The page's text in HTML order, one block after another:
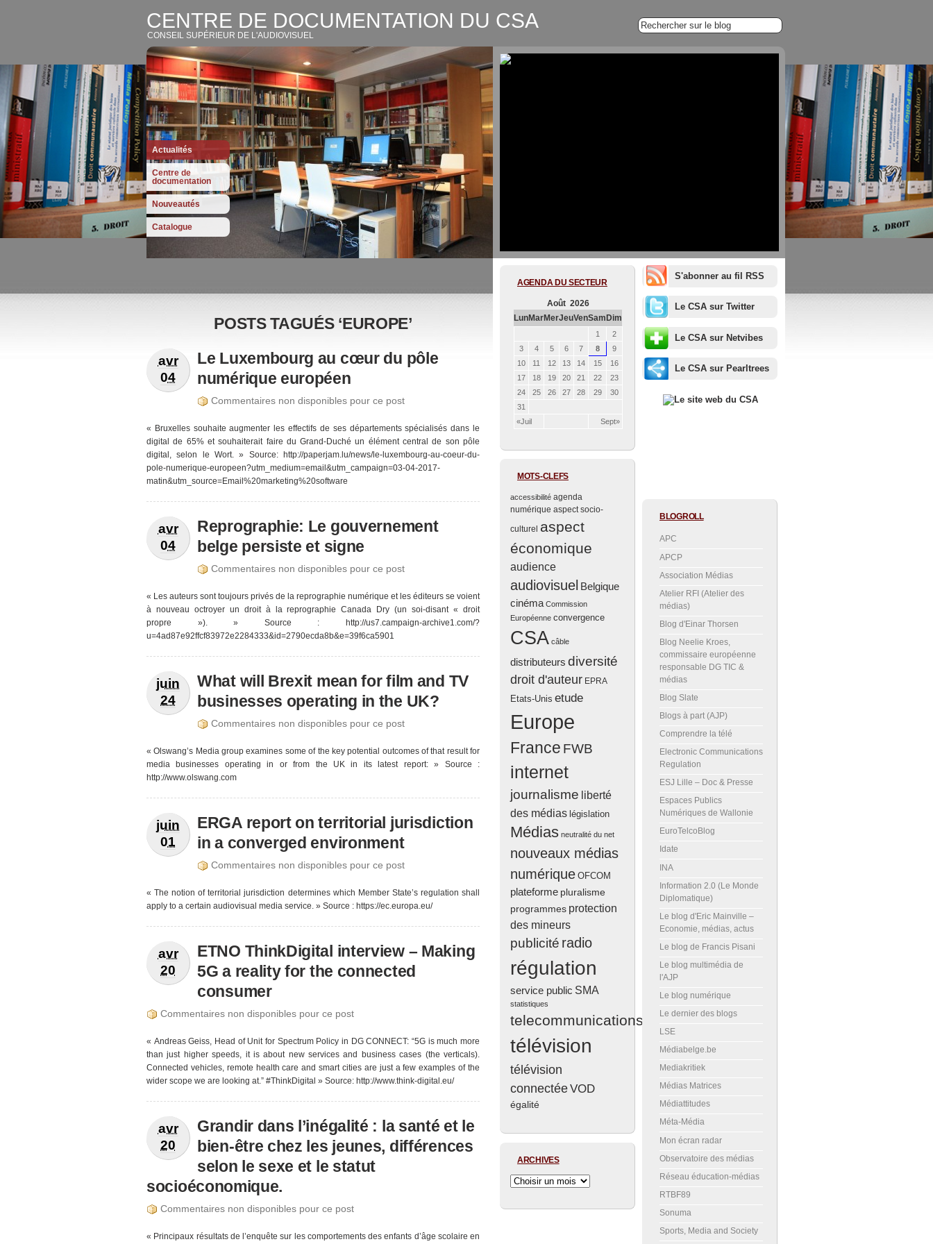
CENTRE DE DOCUMENTATION DU CSA
CONSEIL SUPÉRIEUR DE L'AUDIOVISUEL
Actualités
Centre de
documentation
Nouveautés
Catalogue
POSTS TAGUÉS ‘EUROPE’
avr
04
Le Luxembourg au cœur du pôle
numérique européen
Commentaires non disponibles pour ce post
« Bruxelles souhaite augmenter les effectifs de ses départements spécialisés dans le
digital de 65% et souhaiterait faire du Grand-Duché un élément central de son pôle
digital, selon le Wort. » Source: http://paperjam.lu/news/le-luxembourg-au-coeur-du-
pole-numerique-europeen?utm_medium=email&utm_campaign=03-04-2017-
matin&utm_source=Email%20marketing%20software
avr
04
Reprographie: Le gouvernement
belge persiste et signe
Commentaires non disponibles pour ce post
« Les auteurs sont toujours privés de la reprographie numérique et les éditeurs se voient
à nouveau octroyer un droit à la reprographie Canada Dry (un soi-disant « droit
propre »). » Source : http://us7.campaign-archive1.com/?
u=4ad87e92ffcf83972e2284333&id=2790ecda8b&e=39f6ca5901
juin
24
What will Brexit mean for film and TV
businesses operating in the UK?
Commentaires non disponibles pour ce post
« Olswang’s Media group examines some of the key potential outcomes of that result for
media businesses operating in or from the UK in its latest report: » Source :
http://www.olswang.com
juin
01
ERGA report on territorial jurisdiction
in a converged environment
Commentaires non disponibles pour ce post
« The notion of territorial jurisdiction determines which Member State’s regulation shall
apply to a certain audiovisual media service. » Source : https://ec.europa.eu/
avr
20
ETNO ThinkDigital interview – Making
5G a reality for the connected
consumer
Commentaires non disponibles pour ce post
« Andreas Geiss, Head of Unit for Spectrum Policy in DG CONNECT: “5G is much more
than just higher speeds, it is about new services and business cases (the verticals).
Connected vehicles, remote health care and smart cities are just a few examples of the
wider scope we are looking at.” #ThinkDigital » Source: http://www.think-digital.eu/
avr
20
Grandir dans l’inégalité : la santé et le
bien-être chez les jeunes, différences
selon le sexe et le statut
socioéconomique.
Commentaires non disponibles pour ce post
« Principaux résultats de l’enquête sur les comportements des enfants d’âge scolaire en
AGENDA DU SECTEUR
Août 2026
LunMarMerJeuVenSam Dim
«Juil Sept»
1
2
3
4 5 6 7 8
9
10
11 12 13 14 15
16
17
18 19 20 21 22
23
24
25 26 27 28 29
30
31
MOTS-CLEFS
accessibilité agenda
numérique aspect socio-
culturel aspect
économique
audience
audiovisuel Belgique
cinéma Commission
Européenne convergence
CSA câble
distributeurs diversité
droit d'auteur EPRA
Etats-Unis etude
Europe
France FWB
internet
journalisme liberté
des médias législation
Médias neutralité du net
nouveaux médias
numérique OFCOM
plateforme pluralisme
programmes protection
des mineurs
publicité radio
régulation
service public SMA
statistiques
telecommunications
télévision
télévision
connectéeVOD
égalité
ARCHIVES
S'abonner au fil RSS
Le CSA sur Twitter
Le CSA sur Netvibes
Le CSA sur Pearltrees
BLOGROLL
APC
APCP
Association Médias
Atelier RFI (Atelier des
médias)
Blog d'Einar Thorsen
Blog Neelie Kroes,
commissaire européenne
responsable DG TIC &
médias
Blog Slate
Blogs à part (AJP)
Comprendre la télé
Electronic Communications
Regulation
ESJ Lille – Doc & Presse
Espaces Publics
Numériques de Wallonie
EuroTelcoBlog
Idate
INA
Information 2.0 (Le Monde
Diplomatique)
Le blog d'Eric Mainville –
Economie, médias, actus
Le blog de Francis Pisani
Le blog multimédia de
l'AJP
Le blog numérique
Le dernier des blogs
LSE
Médiabelge.be
Mediakritiek
Médias Matrices
Médiattitudes
Méta-Média
Mon écran radar
Observatoire des médias
Réseau éducation-médias
RTBF89
Sonuma
Sports, Media and Society